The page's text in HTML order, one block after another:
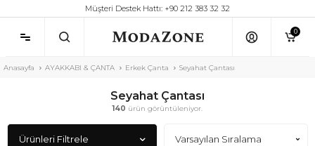
Müşteri Destek Hattı: +90 212 383 32 32
0
Anasayfa AYAKKABI & ÇANTA Erkek Çanta Seyahat Çantası
Seyahat Çantası
140 ürün görüntüleniyor.
Ürünleri Filtrele